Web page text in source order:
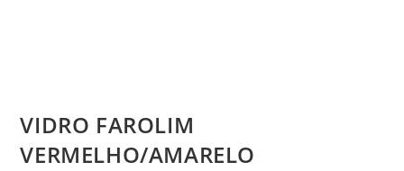
VIDRO FAROLIM
VERMELHO/AMARELO